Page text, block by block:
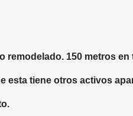
remodelado. 150 metros en
esta tiene otros activos